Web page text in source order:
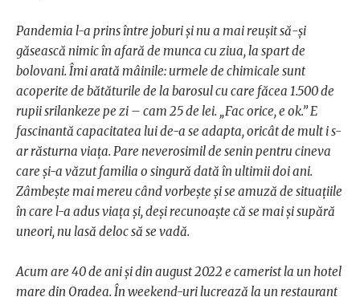
Pandemia l-a prins între joburi și nu a mai reușit să-și
găsească nimic în afară de munca cu ziua, la spart de
bolovani. Îmi arată mâinile: urmele de chimicale sunt
acoperite de bătăturile de la barosul cu care făcea 1.500 de
rupii srilankeze pe zi – cam 25 de lei. „Fac orice, e ok.” E
fascinantă capacitatea lui de-a se adapta, oricât de mult i s-
ar răsturna viața. Pare neverosimil de senin pentru cineva
care și-a văzut familia o singură dată în ultimii doi ani.
Zâmbește mai mereu când vorbește și se amuză de situațiile
în care l-a adus viața și, deși recunoaște că se mai și supără
uneori, nu lasă deloc să se vadă.
Acum are 40 de ani și din august 2022 e camerist la un hotel
mare din Oradea. În weekend-uri lucrează la un restaurant